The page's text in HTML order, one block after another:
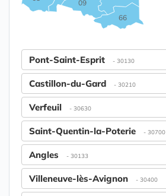
09
66
Pont-Saint-Esprit - 30130
Castillon-du-Gard - 30210
Verfeuil - 30630
Saint-Quentin-la-Poterie - 30700
Angles - 30133
Villeneuve-lès-Avignon - 30400